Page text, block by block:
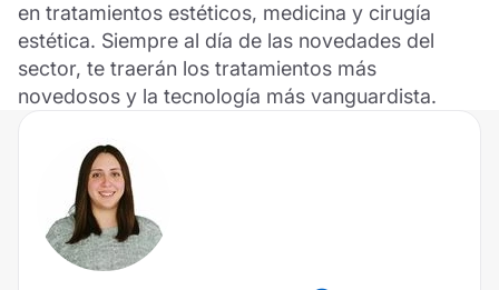
en tratamientos estéticos, medicina y cirugía
estética. Siempre al día de las novedades del
sector, te traerán los tratamientos más
novedosos y la tecnología más vanguardista.